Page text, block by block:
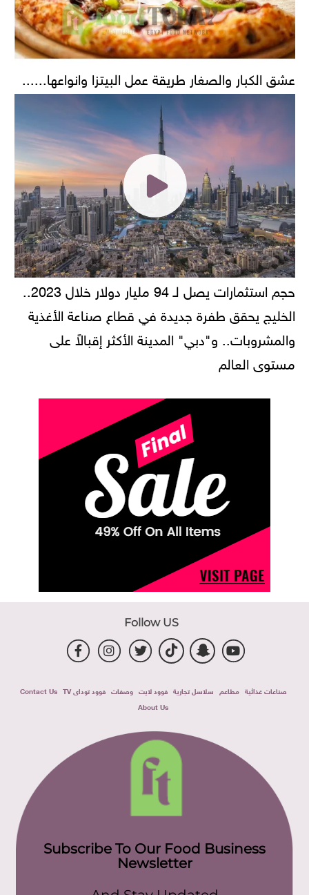
عشق الكبار والصغار طريقة عمل البيتزا وانواعها......
حجم استثمارات يصل لـ 94 مليار دولار خلال 2023..
الخليج يحقق طفرة جديدة في قطاع صناعة الأغذية
والمشروبات.. و"دبي" المدينة الأكثر إقبالاً على
مستوى العالم
Follow US
صناعات غذائية مطاعم سلاسل تجارية فوود لايت وصفات فوود توداى TV
Contact Us
About Us
Subscribe To Our Food Business
Newsletter